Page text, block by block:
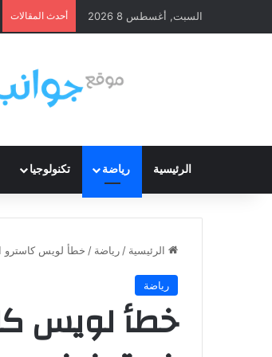
السبت, أغسطس 8 2026 أحدث المقالات
الرئيسية رياضة تكنولوجيا
الرئيسية /رياضة / خطأ لويس كاسترو
رياضة
خطأ لويس